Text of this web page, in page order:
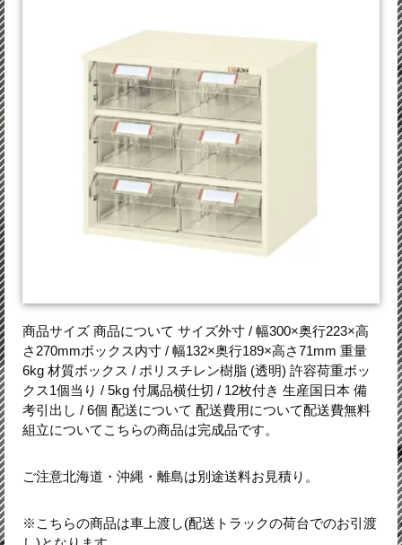
商品サイズ 商品について サイズ外寸 / 幅300×奥行223×高
さ270mmボックス内寸 / 幅132×奥行189×高さ71mm 重量
6kg 材質ボックス / ポリスチレン樹脂 (透明) 許容荷重ボッ
クス1個当り / 5kg 付属品横仕切 / 12枚付き 生産国日本 備
考引出し / 6個 配送について 配送費用について配送費無料
組立についてこちらの商品は完成品です。
ご注意北海道・沖縄・離島は別途送料お見積り。
※こちらの商品は車上渡し(配送トラックの荷台でのお引渡